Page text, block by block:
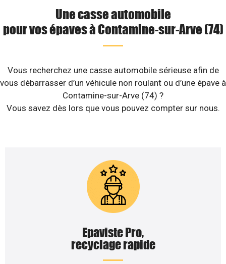
Une casse automobile
pour vos épaves à Contamine-sur-Arve (74)
Vous recherchez une casse automobile sérieuse afin de
vous débarrasser d’un véhicule non roulant ou d’une épave à
Contamine-sur-Arve (74) ?
Vous savez dès lors que vous pouvez compter sur nous.
Epaviste Pro,
recyclage rapide